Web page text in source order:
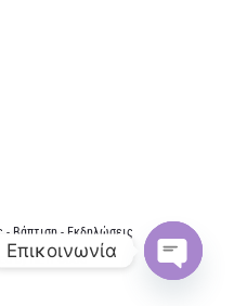
Βάπτιση - Εκδηλώσεις
byNETFOCUS
Επικοινωνία